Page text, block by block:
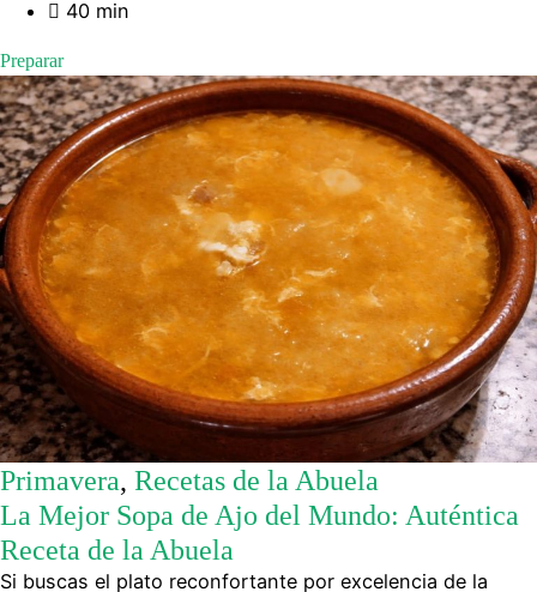
40 min
Preparar
Primavera, Recetas de la Abuela
La Mejor Sopa de Ajo del Mundo: Auténtica
Receta de la Abuela
Si buscas el plato reconfortante por excelencia de la